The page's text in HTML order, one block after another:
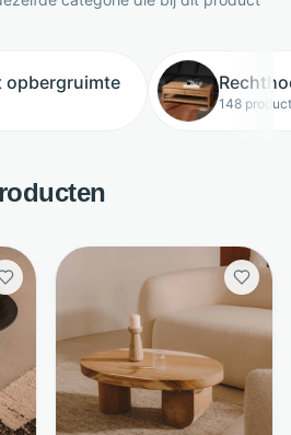
opbergruimte
148